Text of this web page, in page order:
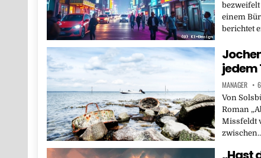
einem
berichtet
jedem
MANAGER
Von
Roman
Missfeldt